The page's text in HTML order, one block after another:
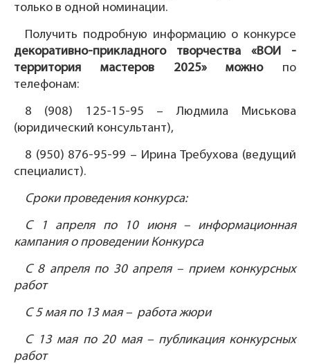
только в одной номинации.
Получить подробную информацию о конкурсе
декоративно-прикладного творчества «ВОИ -
территория мастеров 2025» можно по
телефонам:
8 (908) 125-15-95 – Людмила Миськова
(юридический консультант),
8 (950) 876-95-99 – Ирина Требухова (ведущий
специалист).
Сроки проведения конкурса:
С 1 апреля по 10 июня – информационная
кампания о проведении Конкурса
С 8 апреля по 30 апреля – прием конкурсных
работ
С 5 мая по 13 мая – работа жюри
С 13 мая по 20 мая – публикация конкурсных
работ